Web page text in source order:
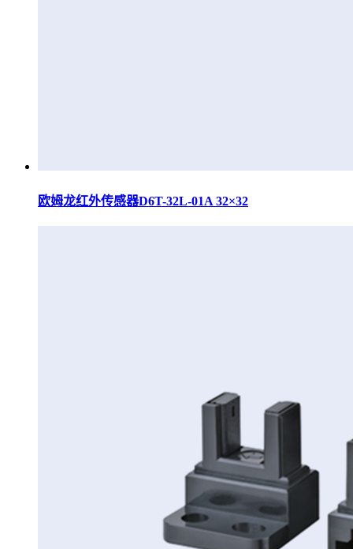
欧姆龙红外传感器D6T-32L-01A 32×32